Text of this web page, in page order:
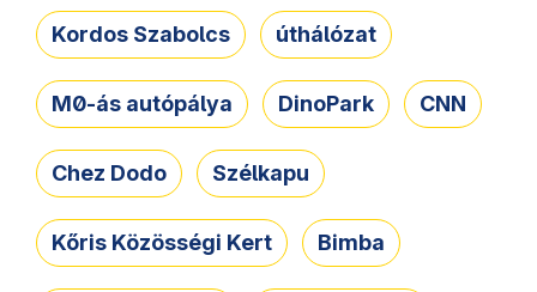
Kordos Szabolcs úthálózat
M0-ás autópálya DinoPark CNN
Chez Dodo Szélkapu
Kőris Közösségi Kert Bimba